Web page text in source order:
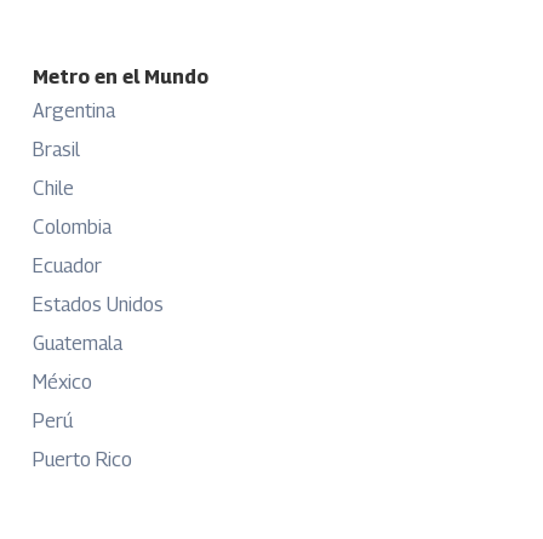
Metro en el Mundo
Argentina
Brasil
Chile
Colombia
Ecuador
Estados Unidos
Guatemala
México
Perú
Puerto Rico